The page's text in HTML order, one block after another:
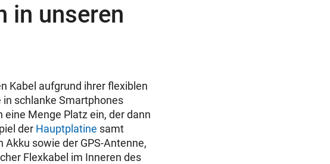
in unseren
Kabel aufgrund ihrer flexiblen
schlanke Smartphones
Menge Platz ein, der dann
der Hauptplatine samt
sowie der GPS-Antenne,
Flexkabel im Inneren des